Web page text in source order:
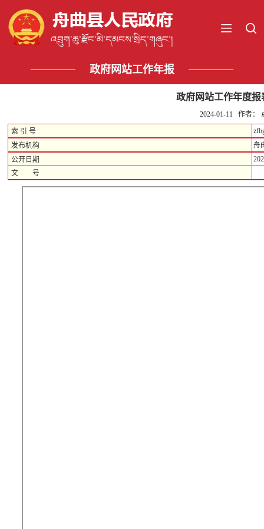
政府网站工作年报
政府网站工作年度报
2024-01-11 作者：
索 引 号
发布机构
舟
公开日期
文 号